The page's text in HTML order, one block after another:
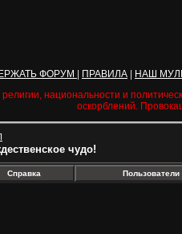
ФОРУМ ПРАВИЛА
НАШ
национальности и
оскорблений.
чудо!
Справка Пользователи